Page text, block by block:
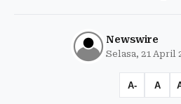
Newswire
Selasa, 21 April
A- A